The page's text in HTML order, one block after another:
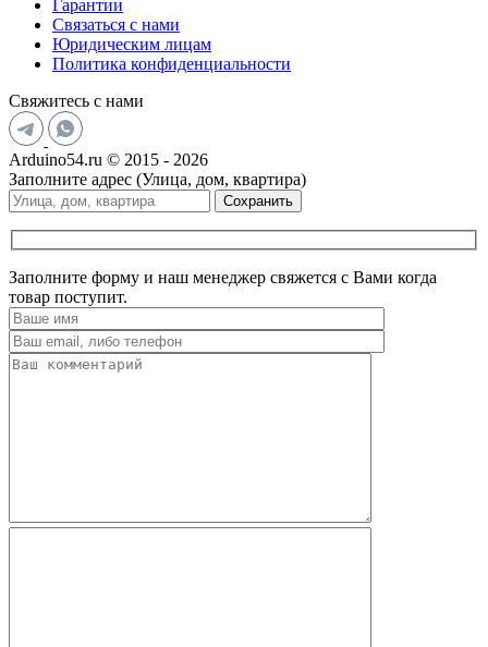
Гарантии
Связаться с нами
Юридическим лицам
Политика конфиденциальности
Свяжитесь с нами
Arduino54.ru © 2015 - 2026
Заполните адрес (Улица, дом, квартира)
Сохранить
Заполните форму и наш менеджер свяжется с Вами когда
товар поступит.